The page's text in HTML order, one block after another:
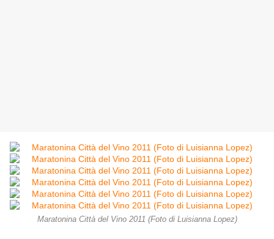
Maratonina Città del Vino 2011 (Foto di Luisianna Lopez)